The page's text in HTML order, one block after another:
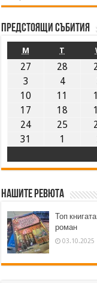
Предстоящи събития
M T
27 28
3
4
10
11
17
18
24
25
31
1
Нашите ревюта
Топ
роман
03.10.2025